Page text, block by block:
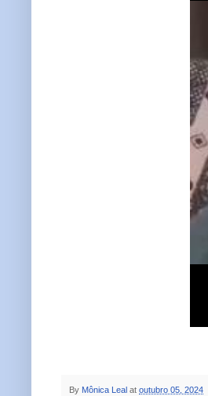
By Mônica Leal at outubro 05, 2024